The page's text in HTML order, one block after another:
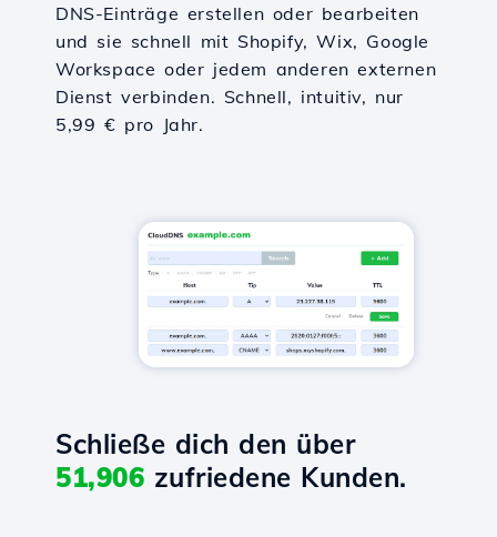
DNS-Einträge erstellen oder bearbeiten
und sie schnell mit Shopify, Wix, Google
Workspace oder jedem anderen externen
Dienst verbinden. Schnell, intuitiv, nur
5,99 € pro Jahr.
Schließe dich den über
51,906 zufriedene Kunden.